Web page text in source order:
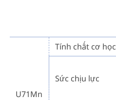
U71Mn
Tính chất cơ học
Sức chịu lực